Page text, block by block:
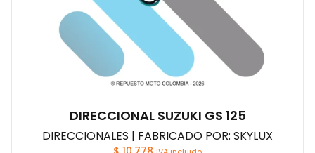
DIRECCIONAL SUZUKI GS 125
DIRECCIONALES | FABRICADO POR: SKYLUX